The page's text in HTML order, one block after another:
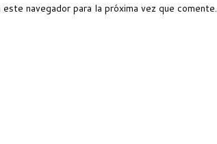
navegador para la próxima vez que comente.